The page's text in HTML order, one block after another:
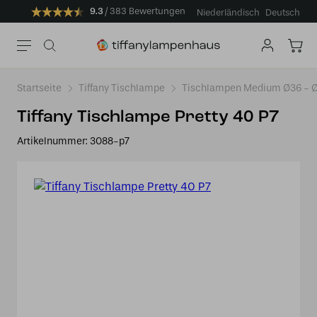
9.3 383 Bewertungen Niederländisch Deutsch
Startseite Tiffany Tischlampe Tischlampen Medium Ø36 -
Tiffany Tischlampe Pretty 40 P7
Artikelnummer: 3088-p7